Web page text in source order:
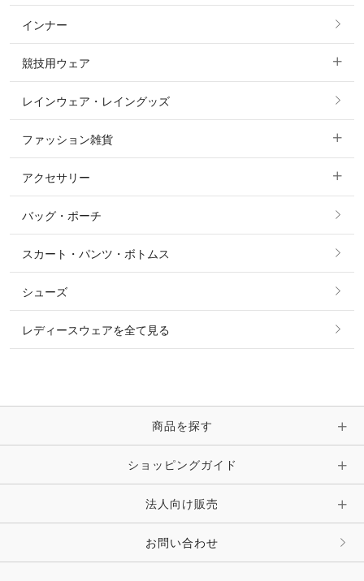
ニーグリップ・膝革 キュロット
ポロシャツ
カットソー・Tシャツ・タンクトップ
ニット・セーター
シャツ・ブラウス・ワンピース
すべてのアウター
コート
ジャケット・ブルゾン
インナー
競技用ウェア
すべての競技用ウェア
ショージャケット
ショーシャツ
レインウェア・レイングッズ
ファッション雑貨
すべてのファッション雑貨
ソックス
ベルト
時計・財布・キーケース・革小物
キーホルダー・チャーム・ストラップ
その他 ファッション雑貨
アクセサリー
すべてのアクセサリー
リング
ピアス・イヤリング
ピン・ブローチ・コサージュ
その他 アクセサリー
バッグ・ポーチ
スカート・パンツ・ボトムス
シューズ
レディースウェアを全て見る
商品を探す
ショッピングガイド
法人向け販売
お問い合わせ